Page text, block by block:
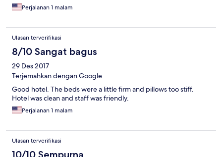
Perjalanan 1 malam
Ulasan terverifikasi
8/10 Sangat bagus
29 Des 2017
Terjemahkan dengan Google
Good hotel. The beds were a little firm and pillows too stiff.
Hotel was clean and staff was friendly.
Perjalanan 1 malam
Ulasan terverifikasi